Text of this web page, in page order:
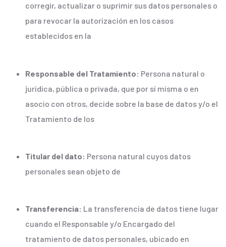
corregir, actualizar o suprimir sus datos personales o
para revocar la autorización en los casos
establecidos en la
Responsable del Tratamiento: Persona natural o
jurídica, pública o privada, que por sí misma o en
asocio con otros, decide sobre la base de datos y/o el
Tratamiento de los
Titular del dato: Persona natural cuyos datos
personales sean objeto de
Transferencia: La transferencia de datos tiene lugar
cuando el Responsable y/o Encargado del
tratamiento de datos personales, ubicado en